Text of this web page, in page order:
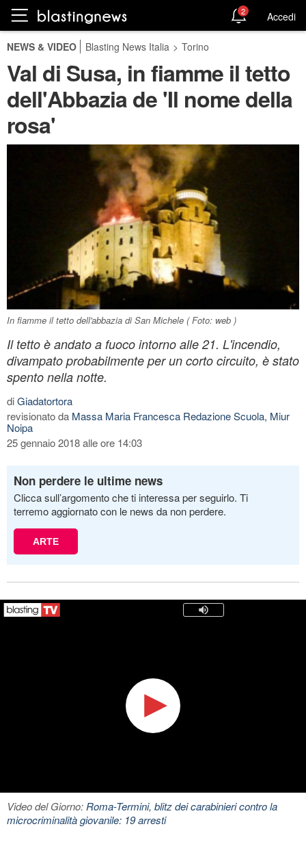
2 Accedi
NEWS & VIDEO Blasting News Italia > Torino
Val di Susa, in fiamme il tetto
dell'Abbazia de 'Il nome della
rosa'
In fiamme il tetto dell'abbazia di San Michele ( Foto: web )
Il tetto è andato a fuoco intorno alle 21. L'incendio,
divampato probabilmente per un corto circuito, è stato
spento nella notte.
diGiadatortora
revisionato da Massa Maria Francesca Redazione Scuola, Miur
Noipa
25 gennaio 2018 alle ore 14:03
Non perdere le ultime news
Clicca sull’argomento che ti interessa per seguirlo. Ti
terremo aggiornato con le news da non perdere.
ARTE
Video del Giorno:Roma-Termini, blitz dei carabinieri contro la
microcriminalità giovanile: 19 arresti